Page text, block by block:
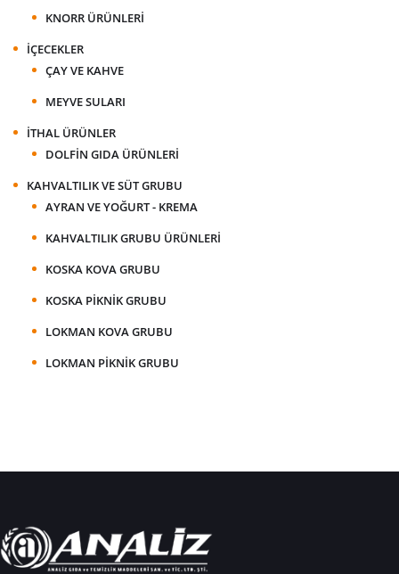
KNORR ÜRÜNLERI
İÇECEKLER
ÇAY VE KAHVE
MEYVE SULARI
İTHAL ÜRÜNLER
DOLFIN GIDA ÜRÜNLERI
KAHVALTILIK VE SÜT GRUBU
AYRAN VE YOĞURT - KREMA
KAHVALTILIK GRUBU ÜRÜNLERI
KOSKA KOVA GRUBU
KOSKA PIKNIK GRUBU
LOKMAN KOVA GRUBU
LOKMAN PIKNIK GRUBU